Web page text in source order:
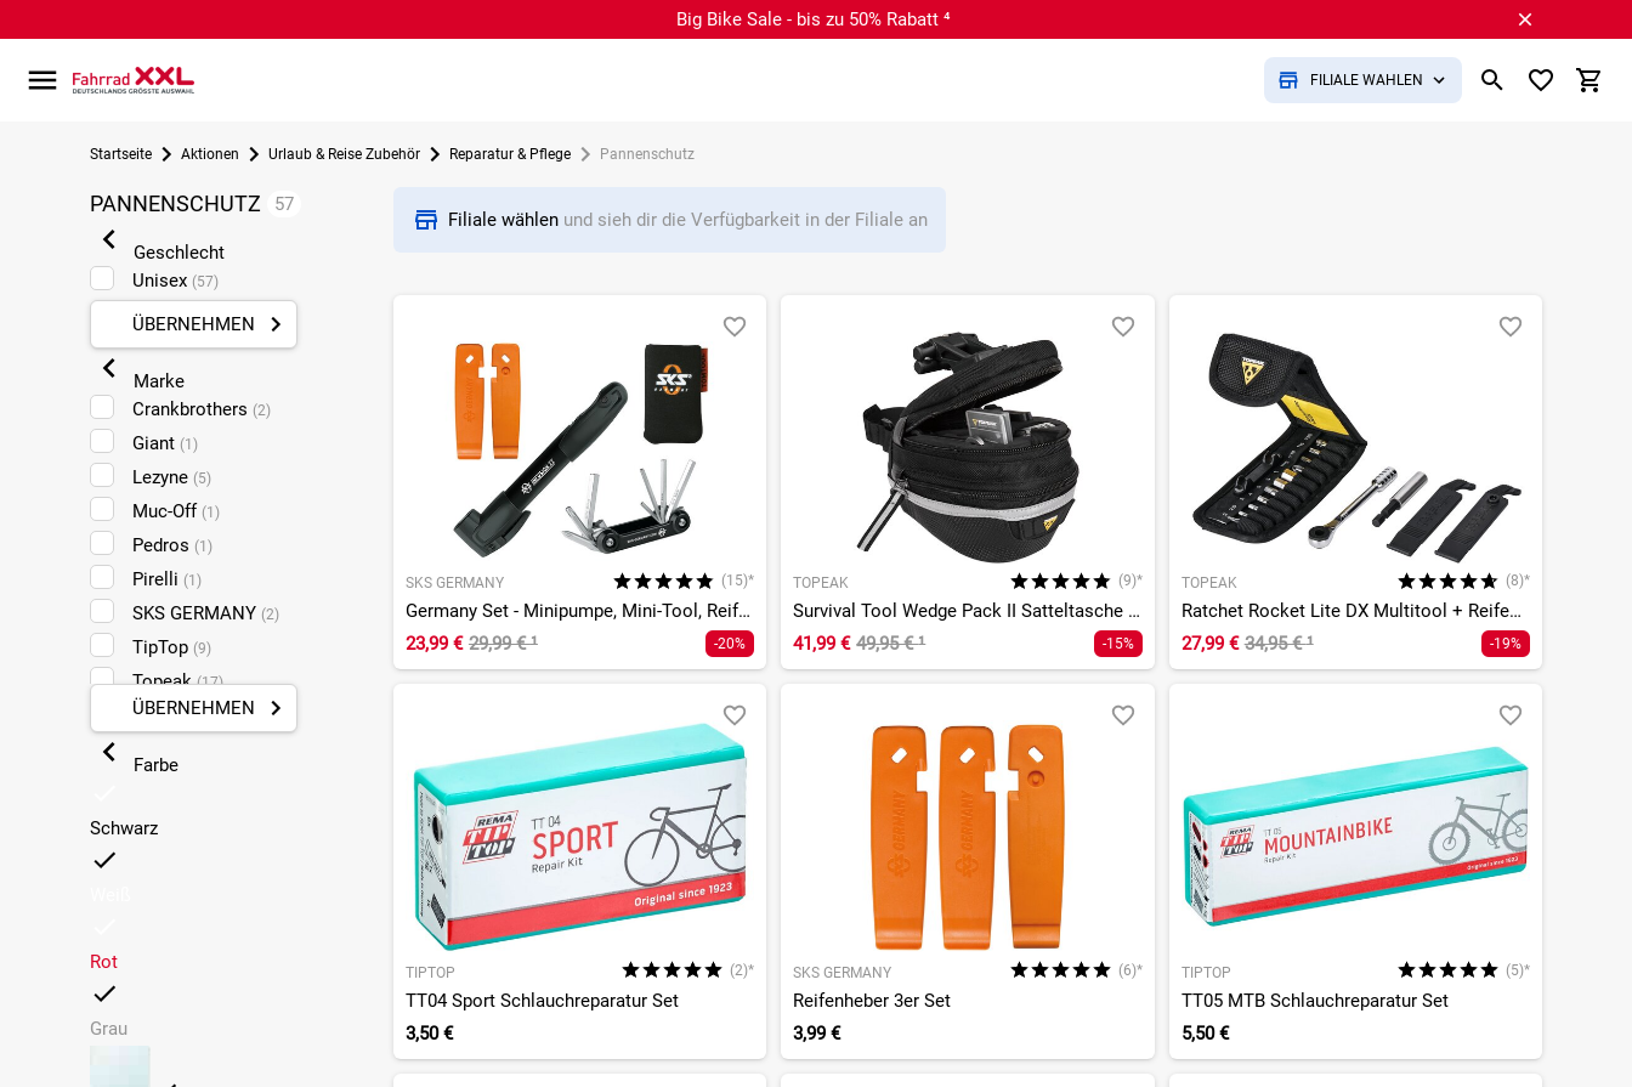
Big Bike Sale - bis zu 50% Rabatt ⁴
FILIALE WÄHLEN
Startseite Aktionen Urlaub & Reise Zubehör Reparatur & Pflege Pannenschutz
PANNENSCHUTZ 57
Geschlecht
Unisex (57)
ÜBERNEHMEN
Marke
Crankbrothers (2)
Giant (1)
Lezyne (5)
Muc-Off (1)
Pedros (1)
Pirelli (1)
SKS GERMANY (2)
TipTop (9)
Topeak(17)
Vittoria(3)
ÜBERNEHMEN
Farbe
Schwarz
Rot
Grau
Filiale wählen und sieh dir die Verfügbarkeit in der Filiale an
SKS GERMANY (15)*
Germany Set - Minipumpe, Mini-Tool, Reifenheber
23,99 € 29,99 €¹ -20%
TOPEAK (9)*
Survival Tool Wedge Pack II Satteltasche + Werkzeug
41,99 € 49,95 €¹ -15%
TOPEAK (8)*
Ratchet Rocket Lite DX Multitool + Reifenheber
27,99 € 34,95 €¹ -19%
TIPTOP (2)*
TT04 Sport Schlauchreparatur Set
3,50 €
SKS GERMANY (6)*
Reifenheber 3er Set
3,99 €
TIPTOP (5)*
TT05 MTB Schlauchreparatur Set
5,50 €